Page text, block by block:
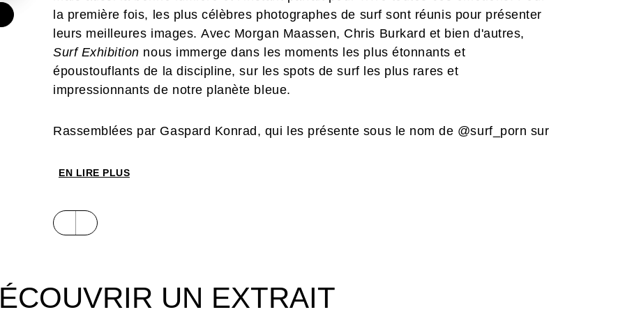
la première fois, les plus célèbres photographes de surf sont réunis pour présenter
leurs meilleures images. Avec Morgan Maassen, Chris Burkard et bien d'autres,
Surf Exhibition nous immerge dans les moments les plus étonnants et
époustouflants de la discipline, sur les spots de surf les plus rares et
impressionnants de notre planète bleue.
Rassemblées par Gaspard Konrad, qui les présente sous le nom de @surf_porn sur
fascinant dans le sillage des planches, au cœur des vagues sauvages et
EN LIRE PLUS
UN EXTRAIT